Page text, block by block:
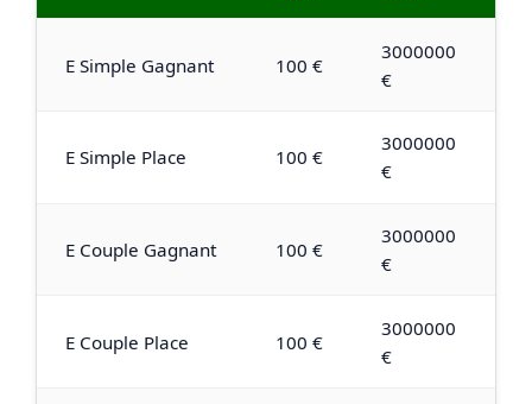
E Simple Gagnant 100 €
3000000
€
E Simple Place 100 €
3000000
€
E Couple Gagnant 100 €
3000000
€
E Couple Place 100 €
3000000
€